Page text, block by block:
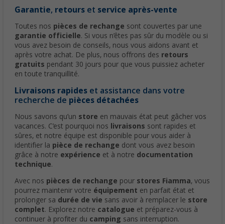
Garantie, retours et service après-vente
Toutes nos pièces de rechange sont couvertes par une
garantie officielle. Si vous n’êtes pas sûr du modèle ou si
vous avez besoin de conseils, nous vous aidons avant et
après votre achat. De plus, nous offrons des retours
gratuits pendant 30 jours pour que vous puissiez acheter
en toute tranquillité.
Livraisons rapides et assistance dans votre
recherche de pièces détachées
Nous savons qu’un store en mauvais état peut gâcher vos
vacances. C’est pourquoi nos
livraisons sont rapides et
sûres, et notre équipe est disponible pour vous aider à
identifier la pièce de rechange dont vous avez besoin
grâce à notre expérience et à notre documentation
technique.
Avec nos pièces de rechange pour stores Fiamma, vous
pourrez maintenir votre équipement en parfait état et
prolonger sa durée de vie sans avoir à remplacer le store
complet. Explorez notre catalogue et préparez-vous à
continuer à profiter du camping sans interruption.